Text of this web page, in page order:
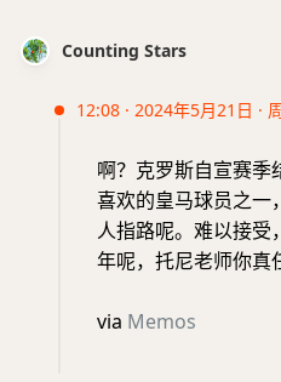
Counting Stars
12:08 · 2024年5月21日 ·
啊？克罗斯自宣赛季
喜欢的皇马球员之一
人指路呢。难以接受
年呢，托尼老师你真
via Memos